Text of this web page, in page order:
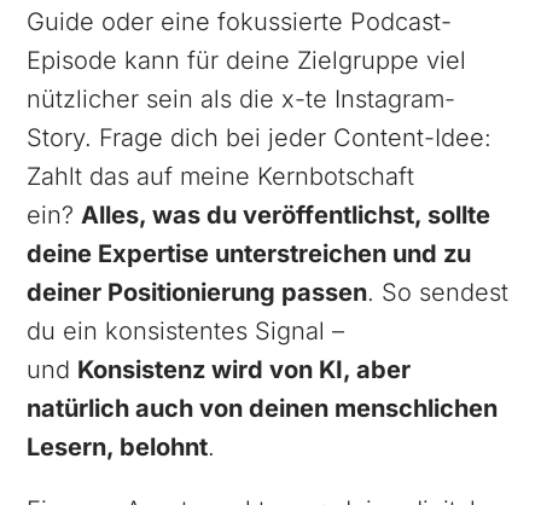
Guide oder eine fokussierte Podcast-
Episode kann für deine Zielgruppe viel
nützlicher sein als die x-te Instagram-
Story. Frage dich bei jeder Content-Idee:
Zahlt das auf meine Kernbotschaft
ein?Alles, was du veröffentlichst, sollte
deine Expertise unterstreichen und zu
deiner Positionierung passen. So sendest
du ein konsistentes Signal –
und Konsistenz wird von KI, aber
natürlich auch von deinen menschlichen
Lesern, belohnt.